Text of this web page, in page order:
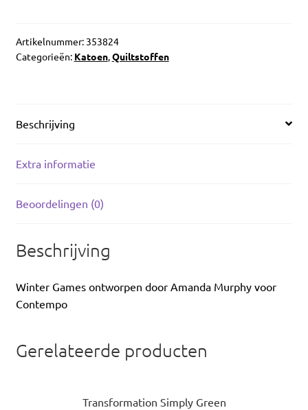
aantal
Artikelnummer: 353824
Categorieën: Katoen,Quiltstoffen
Beschrijving
Extra informatie
Beoordelingen (0)
Beschrijving
Winter Games ontworpen door Amanda Murphy voor
Contempo
Gerelateerde producten
Transformation Simply Green